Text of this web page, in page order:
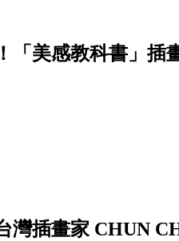
「美感教科書」插
灣插畫家 CHUN